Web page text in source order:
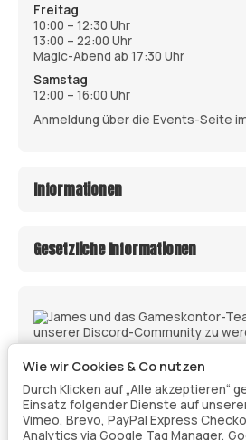
Freitag
10:00 – 12:30 Uhr
13:00 – 22:00 Uhr
Magic-Abend ab 17:30 Uhr
Samstag
12:00 – 16:00 Uhr
Anmeldung über die Events-Seite
Informationen
Gesetzliche Informationen
Wie wir Cookies & Co nutzen
Durch Klicken auf „Alle akzeptieren“
Einsatz folgender Dienste auf
Vimeo, Brevo, PayPal Express
Analytics via Google Tag Manager,